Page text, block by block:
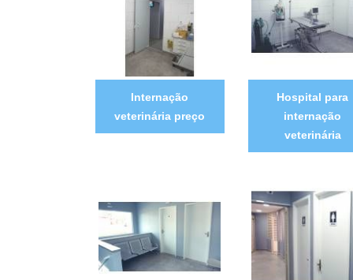
Internação
veterinária preço
Hospital para
internação
veterinária